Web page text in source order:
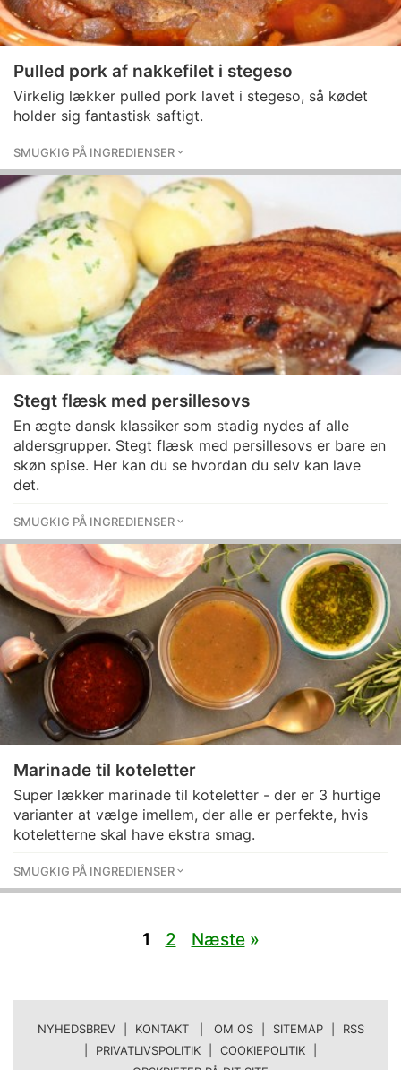
Pulled pork af nakkefilet i stegeso
Virkelig lækker pulled pork lavet i stegeso, så kødet
holder sig fantastisk saftigt.
SMUGKIG PÅ INGREDIENSER
Stegt flæsk med persillesovs
En ægte dansk klassiker som stadig nydes af alle
aldersgrupper. Stegt flæsk med persillesovs er bare en
skøn spise. Her kan du se hvordan du selv kan lave
det.
SMUGKIG PÅ INGREDIENSER
Marinade til koteletter
Super lækker marinade til koteletter - der er 3 hurtige
varianter at vælge imellem, der alle er perfekte, hvis
koteletterne skal have ekstra smag.
SMUGKIG PÅ INGREDIENSER
1 2 Næste»
NYHEDSBREV KONTAKT | OM OS SITEMAP
RSS
PRIVATLIVSPOLITIK COOKIEPOLITIK